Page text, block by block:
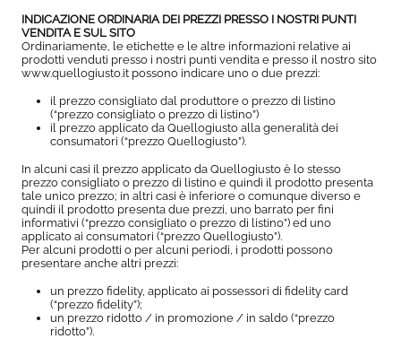
INDICAZIONE ORDINARIA DEI PREZZI PRESSO I NOSTRI PUNTI
VENDITA E SUL SITO
Ordinariamente, le etichette e le altre informazioni relative ai
prodotti venduti presso i nostri punti vendita e presso il nostro sito
www.quellogiusto.it possono indicare uno o due prezzi:
il prezzo consigliato dal produttore o prezzo di listino
(“prezzo consigliato o prezzo di listino”)
il prezzo applicato da Quellogiusto alla generalità dei
consumatori (“prezzo Quellogiusto”).
In alcuni casi il prezzo applicato da Quellogiusto è lo stesso
prezzo consigliato o prezzo di listino e quindi il prodotto presenta
tale unico prezzo; in altri casi è inferiore o comunque diverso e
quindi il prodotto presenta due prezzi, uno barrato per fini
informativi (“prezzo consigliato o prezzo di listino”) ed uno
applicato ai consumatori (“prezzo Quellogiusto”).
Per alcuni prodotti o per alcuni periodi, i prodotti possono
presentare anche altri prezzi:
un prezzo fidelity, applicato ai possessori di fidelity card
(“prezzo fidelity”);
un prezzo ridotto / in promozione / in saldo (“prezzo
ridotto”).